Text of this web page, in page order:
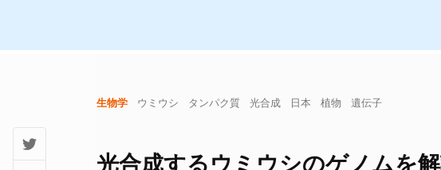
生物学 ウミウシ タンパク質 光合成 日本 植物 遺伝子
光合成するウミウシのゲノムを